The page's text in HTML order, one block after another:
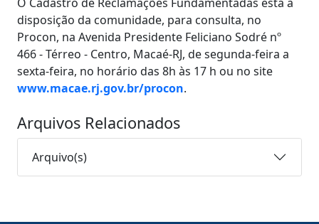
disposição da comunidade, para consulta, no
Procon, na Avenida Presidente Feliciano Sodré nº
466 - Térreo - Centro, Macaé-RJ, de segunda-feira a
sexta-feira, no horário das 8h às 17 h ou no site
www.macae.rj.gov.br/procon.
Arquivos Relacionados
Arquivo(s)